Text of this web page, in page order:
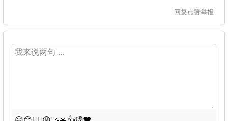
回复 点赞举报